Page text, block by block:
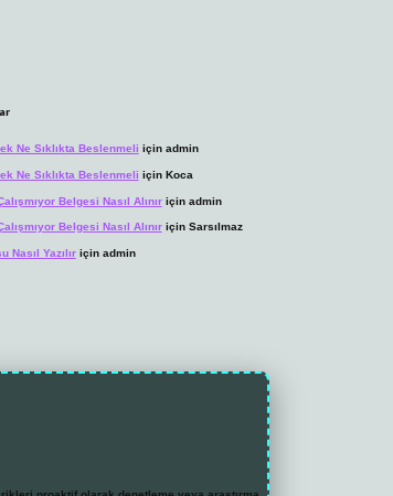
Ne Sıklıkta Beslenmeli için admin
Ne Sıklıkta Beslenmeli için Koca
Belgesi Nasıl Alınıriçin admin
Belgesi Nasıl Alınıriçin Sarsılmaz
Nasıl Yazılıriçin admin